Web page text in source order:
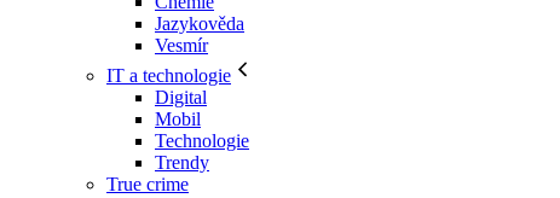
Jazykověda
Vesmír
IT a technologie
Digital
Mobil
Technologie
Trendy
True crime